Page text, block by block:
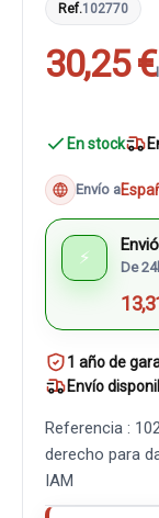
Ref.102770
30,25 €
En stock
Envío a
⚡ De
1 año de
Envío
Referencia :
derecho para
IAM